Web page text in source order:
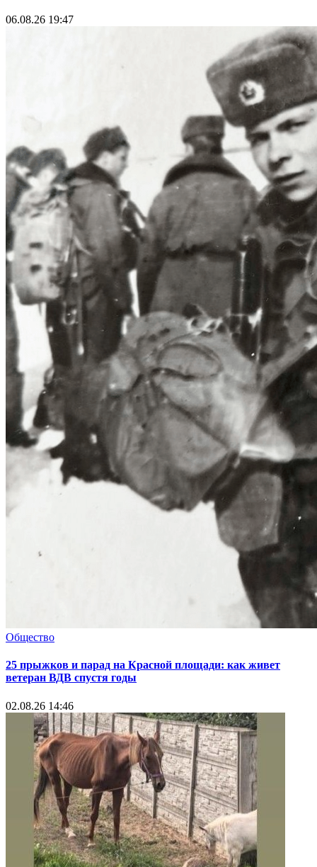
06.08.26 19:47
Общество
25 прыжков и парад на Красной площади: как живет
ветеран ВДВ спустя годы
02.08.26 14:46